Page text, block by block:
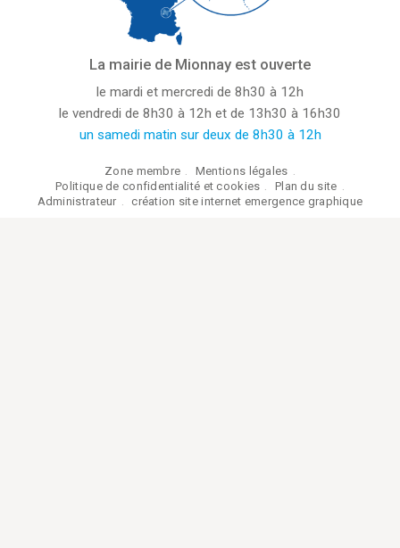
La mairie de Mionnay est ouverte
le mardi et mercredi de 8h30 à 12h
le vendredi de 8h30 à 12h et de 13h30 à 16h30
un samedi matin sur deux de 8h30 à 12h
Zone membre
Mentions légales
Politique de confidentialité et cookies
Plan du site
Administrateur
création site internet emergence graphique